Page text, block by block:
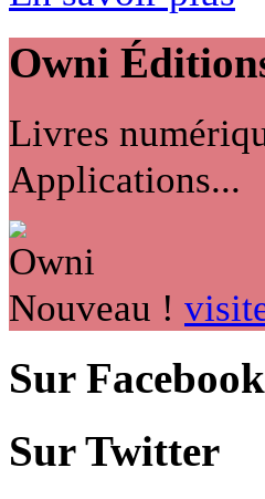
Owni
Livres
Applications...
Nouveau !
Sur Facebook
Sur Twitter